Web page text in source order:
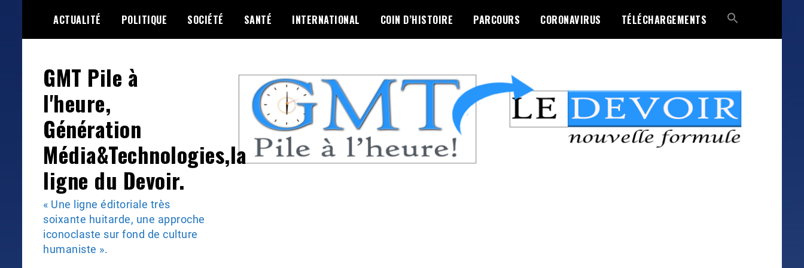
content
ACTUALITÉ POLITIQUE SOCIÉTÉ SANTÉ INTERNATIONAL COIN D’HISTOIRE PARCOURS CORONAVIRUS TÉLÉCHARGEMENTS
GMT Pile à
l'heure,
Génération
Média&Technologies,la
ligne du Devoir.
« Une ligne éditoriale très
soixante huitarde, une approche
iconoclaste sur fond de culture
humaniste ».